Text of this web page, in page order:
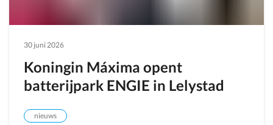
30 juni 2026
Koningin Máxima opent
batterijpark ENGIE in Lelystad
nieuws